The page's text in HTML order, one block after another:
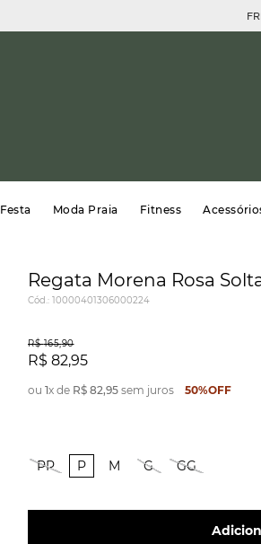
Festa Moda Praia Fitness
Regata Morena Rosa
Cód.: 10000401306000224
R$ 165,90
R$ 82,95
ou 1x de R$ 82,95 sem juros 50%OFF
PP P M G GG